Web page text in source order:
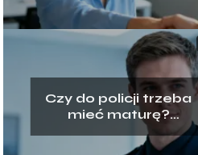
Czy do policji trzeba
mieć maturę?
Wyjaśniamy
wymogi rekrutacji